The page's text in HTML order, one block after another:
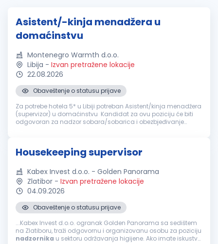
Asistent/-kinja menadžera u
domaćinstvu
Montenegro Warmth d.o.o.
Libija - Izvan pretražene lokacije
22.08.2026
Obaveštenje o statusu prijave
Za potrebe hotela 5* u Libiji potreban Asistent/kinja menadžera
(supervizor) u domaćinstvu Kandidat za ovu poziciju će biti
odgovoran za nadzor sobara/sobarica i obezbjeđivanje
Housekeeping supervisor
Kabex Invest d.o.o. - Golden Panorama
Zlatibor - Izvan pretražene lokacije
04.09.2026
Obaveštenje o statusu prijave
...Kabex Invest d.o.o. ogranak Golden Panorama sa sedištem
na Zlatiboru, traži odgovornu i organizovanu osobu za poziciju
nadzornika u sektoru održavanja higijene. Ako imate iskustvo